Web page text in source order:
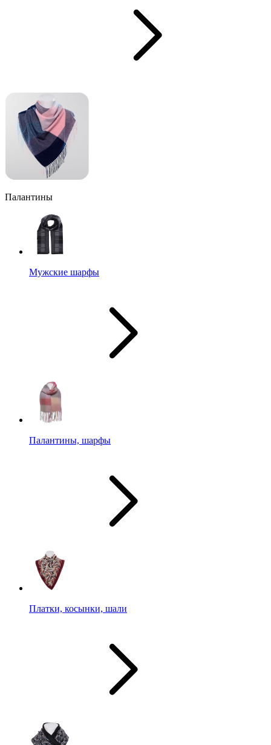
Палантины
Мужские шарфы
Палантины, шарфы
Платки, косынки, шали